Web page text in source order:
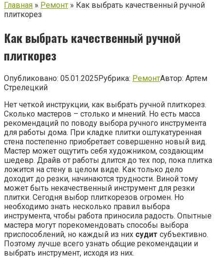
Главная » Ремонт » Как выбрать качественный ручной
плиткорез
Как выбрать качественный ручной
плиткорез
Опубликовано: 05.01.2025Рубрика: РемонтАвтор: Артем
Стрелецкий
Нет четкой инструкции, как выбрать ручной плиткорез.
Сколько мастеров – столько и мнений. Но есть масса
рекомендаций по поводу выбора ручного инструмента
для работы дома. При кладке плитки оштукатуренная
стена постепенно приобретает совершенно новый вид.
Мастер может ощутить себя художником, создающим
шедевр. Драйв от работы длится до тех пор, пока плитка
ложится на стену в целом виде. Как только дело
доходит до резки, начинаются трудности. Виной тому
может быть некачественный инструмент для резки
плитки. Сегодня выбор плиткорезов огромен. Но
необходимо знать несколько правил выбора
инструмента, чтобы работа приносила радость. Опытные
мастера могут порекомендовать способы выбора
приспособлений, но каждый из них судит субъективно.
Поэтому лучше всего узнать общие рекомендации и
выбрать инструмент, исходя из них.